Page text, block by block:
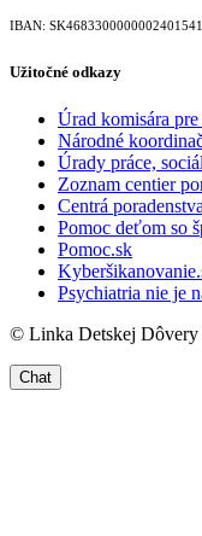
IBAN:
Užitočné odkazy
Úrad komisára
Národné
Úrady práce,
Zoznam centier
Centrá
Pomoc deťom so
Pomoc.sk
Psychiatria nie je
© Linka Detskej Dôvery